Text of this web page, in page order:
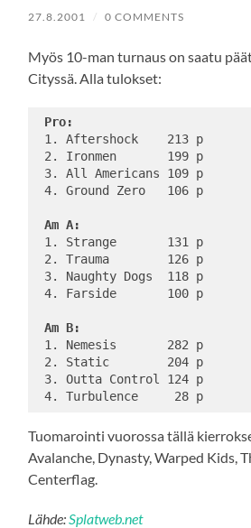
27.8.2001 / 0 COMMENTS
Myös 10-man turnaus on saatu
Cityssä. Alla tulokset:
Pro:
1. Aftershock    213 p
2. Ironmen       199 p
3. All Americans 109 p
4. Ground Zero   106 p
Am A:
1. Strange       131 p
2. Trauma        126 p
3. Naughty Dogs  118 p
4. Farside       100 p
Am B:
1. Nemesis       282 p
2. Static        204 p
3. Outta Control 124 p
4. Turbulence     28 p
Tuomarointi vuorossa tällä
Avalanche, Dynasty, Warped Kids,
Centerflag.
Lähde: Splatweb.net